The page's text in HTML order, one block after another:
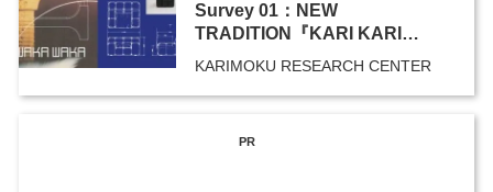
Survey 01：NEW
TRADITION『KARI KARI
MOKU MOKU WAKA WAKA』
KARIMOKU RESEARCH CENTER
PR